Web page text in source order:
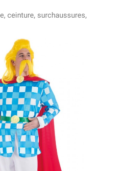
ceinture, surchaussures,